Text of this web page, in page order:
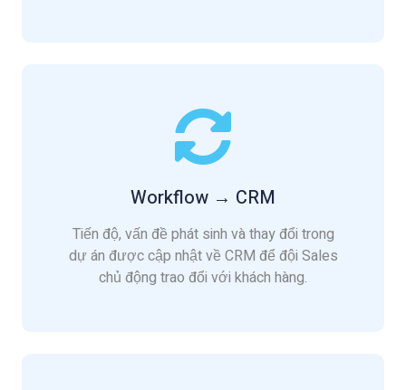
Workflow → CRM
Tiến độ, vấn đề phát sinh và thay đổi trong
dự án được cập nhật về CRM để đội Sales
chủ động trao đổi với khách hàng.